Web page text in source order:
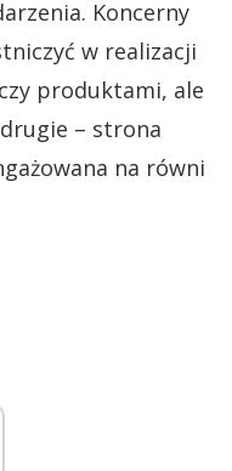
Koncerny
w realizacji
produktami, ale
– strona
na równi